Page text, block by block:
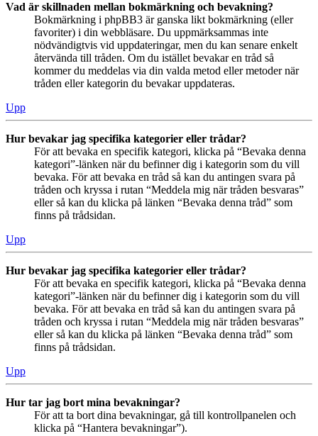
Vad är skillnaden mellan bokmärkning och bevakning?
Bokmärkning i phpBB3 är ganska likt bokmärkning (eller
favoriter) i din webbläsare. Du uppmärksammas inte
nödvändigtvis vid uppdateringar, men du kan senare enkelt
återvända till tråden. Om du istället bevakar en tråd så
kommer du meddelas via din valda metod eller metoder när
tråden eller kategorin du bevakar uppdateras.
Upp
Hur bevakar jag specifika kategorier eller trådar?
För att bevaka en specifik kategori, klicka på “Bevaka denna
kategori”-länken när du befinner dig i kategorin som du vill
bevaka. För att bevaka en tråd så kan du antingen svara på
tråden och kryssa i rutan “Meddela mig när tråden besvaras”
eller så kan du klicka på länken “Bevaka denna tråd” som
finns på trådsidan.
Upp
Hur bevakar jag specifika kategorier eller trådar?
För att bevaka en specifik kategori, klicka på “Bevaka denna
kategori”-länken när du befinner dig i kategorin som du vill
bevaka. För att bevaka en tråd så kan du antingen svara på
tråden och kryssa i rutan “Meddela mig när tråden besvaras”
eller så kan du klicka på länken “Bevaka denna tråd” som
finns på trådsidan.
Upp
Hur tar jag bort mina bevakningar?
För att ta bort dina bevakningar, gå till kontrollpanelen och
klicka på “Hantera bevakningar”).